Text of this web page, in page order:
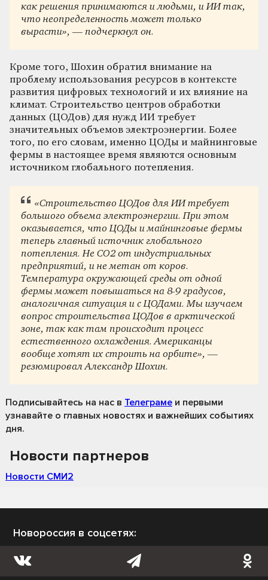
как решения принимаются и людьми, и ИИ так,
что неопределенность может только
вырасти», — подчеркнул он.
Кроме того, Шохин обратил внимание на
проблему использования ресурсов в контексте
развития цифровых технологий и их влияние на
климат. Строительство центров обработки
данных (ЦОДов) для нужд ИИ требует
значительных объемов электроэнергии. Более
того, по его словам, именно ЦОДы и майнинговые
фермы в настоящее время являются основным
источником глобального потепления.
«Строительство ЦОДов для ИИ требует
большого объема электроэнергии. При этом
оказывается, что ЦОДы и майнинговые фермы
теперь главный источник глобального
потепления. Не СО2 от индустриальных
предприятий, и не метан от коров.
Температура окружающей среды от одной
фермы может повышаться на 8-9 градусов,
аналогичная ситуация и с ЦОДами. Мы изучаем
вопрос строительства ЦОДов в арктической
зоне, так как там происходит процесс
естественного охлаждения. Американцы
вообще хотят их строить на орбите», —
резюмировал Александр Шохин.
Подписывайтесь на нас в Телеграме и первыми
узнавайте о главных новостях и важнейших событиях
дня.
Новости партнеров
Новости СМИ2
Новороссия в соцсетях: